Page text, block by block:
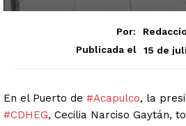
Por:
Publicada el
15 de
En el Puerto de #Acapulco, la
#CDHEG, Cecilia Narciso Gaytán,